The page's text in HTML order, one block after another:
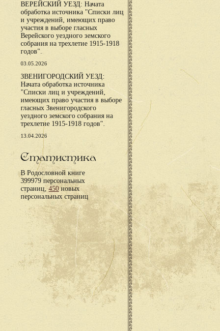
ВЕРЕЙСКИЙ УЕЗД: Начата
обработка источника "Списки лиц
и учреждений, имеющих право
участия в выборе гласных
Верейского уездного земского
собрания на трехлетие 1915-1918
годов".
03.05.2026
ЗВЕНИГОРОДСКИЙ УЕЗД:
Начата обработка источника
"Списки лиц и учреждений,
имеющих право участия в выборе
гласных Звенигородского
уездного земского собрания на
трехлетие 1915-1918 годов".
13.04.2026
Статистика
В Родословной книге
399979 персональных
страниц,450новых
персональных страниц